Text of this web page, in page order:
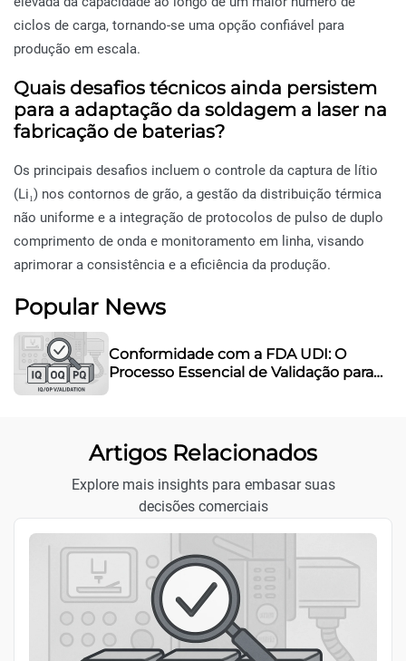
ciclos de carga, tornando-se uma opção confiável para
produção em escala.
Quais desafios técnicos ainda persistem
para a adaptação da soldagem a laser na
fabricação de baterias?
Os principais desafios incluem o controle da captura de lítio
(Li₁) nos contornos de grão, a gestão da distribuição térmica
não uniforme e a integração de protocolos de pulso de duplo
comprimento de onda e monitoramento em linha, visando
aprimorar a consistência e a eficiência da produção.
Popular News
Conformidade com a FDA UDI: O
Processo Essencial de Validação para
Equipamentos de Marcação a Laser
Artigos Relacionados
Explore mais insights para embasar suas
decisões comerciais